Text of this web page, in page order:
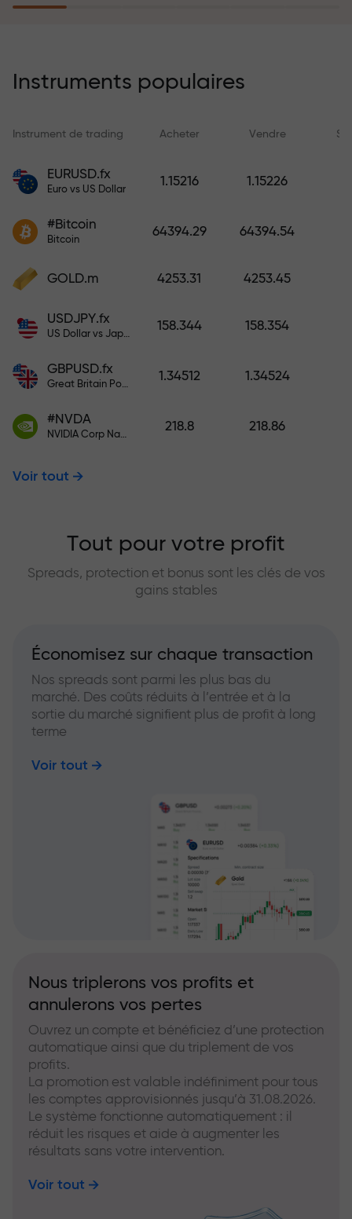
rêves simplement en effectuant un
risques rembourse vos pertes et
garantit un triplement des profits
tranquillité — votre capital est
dépôt. X1000 n’est pas une erreur.
Instruments populaires
Instrument de trading Acheter Vendre
EURUSD.fx
Euro vs US Dollar
1.15216 1.15226
#Bitcoin
Bitcoin
64394.29 64394.54
GOLD.m 4253.31 4253.45
USDJPY.fx
US Dollar vs Japanese Yen
158.344 158.354
GBPUSD.fx
Great Britain Pound vs US Dollar
1.34512 1.34524
#NVDA
NVIDIA Corp Nasdaq Stock Exchange (Nasdaq) USD
218.8 218.86
Voir tout
Tout pour votre profit
Spreads, protection et bonus sont les clés de vos
gains stables
Économisez sur chaque transaction
Nos spreads sont parmi les plus bas du
marché. Des coûts réduits à l’entrée et à la
sortie du marché signifient plus de profit à long
terme
Voir tout
Nous triplerons vos profits et
annulerons vos pertes
Ouvrez un compte et bénéficiez d’une protection
automatique ainsi que du triplement de vos
profits.
La promotion est valable indéfiniment pour tous
les comptes approvisionnés jusqu’à 31.08.2026.
Le système fonctionne automatiquement : il
réduit les risques et aide à augmenter les
résultats sans votre intervention.
Voir tout